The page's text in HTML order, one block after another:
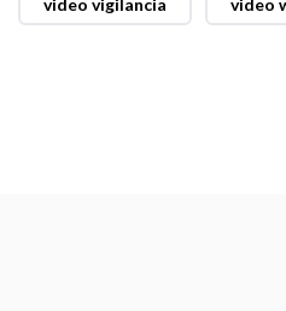
video vigilancia video